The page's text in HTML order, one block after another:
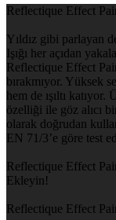
Reflectique Effect
Yıldız gibi parlayan
Işığı her açıdan
Reflectique Effect
bırakmıyor. Yüksek
hem de ışıltı
özelliği ile göz alıcı
olarak doğrudan
EN 71/3’e göre test
Reflectique Effect
Ekleyin!
Reflectique Effect